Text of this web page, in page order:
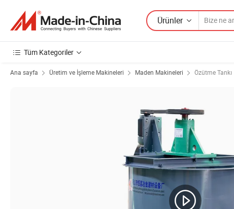
Ürünler
Tüm Kategoriler
Ana sayfa Üretim ve İşleme Makineleri Maden Makineleri Özütme Tankı